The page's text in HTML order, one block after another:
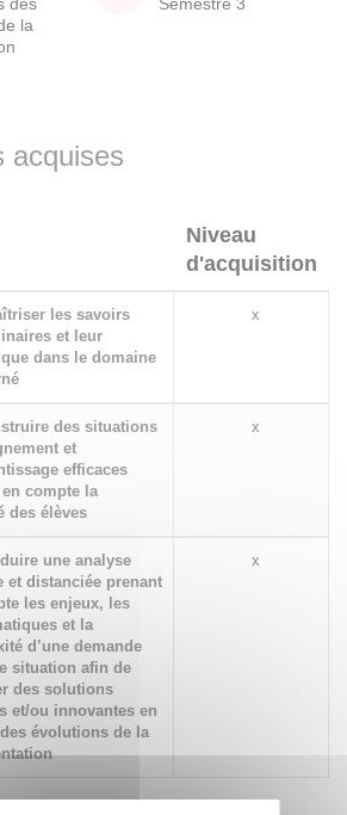
la
acquises
Niveau
d'acquisition
les savoirs
et leur
dans le domaine
x
des situations
et
efficaces
compte la
des élèves
x
une analyse
et distanciée prenant
les enjeux, les
et la
d’une demande
situation afin de
des solutions
et/ou innovantes en
évolutions de la
x